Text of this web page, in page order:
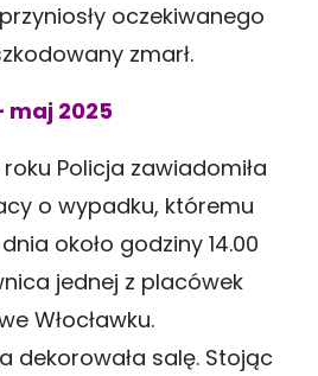
oczekiwanego
zmarł.
maj 2025
Policja zawiadomiła
o wypadku, któremu
około godziny 14.00
jednej z placówek
Włocławku.
dekorowała salę. Stojąc